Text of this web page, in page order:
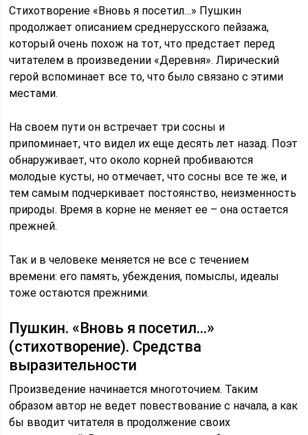
Стихотворение «Вновь я посетил…» Пушкин
продолжает описанием среднерусского пейзажа,
который очень похож на тот, что предстает перед
читателем в произведении «Деревня». Лирический
герой вспоминает все то, что было связано с этими
местами.
На своем пути он встречает три сосны и
припоминает, что видел их еще десять лет назад. Поэт
обнаруживает, что около корней пробиваются
молодые кусты, но отмечает, что сосны все те же, и
тем самым подчеркивает постоянство, неизменность
природы. Время в корне не меняет ее – она остается
прежней.
Так и в человеке меняется не все с течением
времени: его память, убеждения, помыслы, идеалы
тоже остаются прежними.
Пушкин. «Вновь я посетил…»
(стихотворение). Средства
выразительности
Произведение начинается многоточием. Таким
образом автор не ведет повествование с начала, а как
бы вводит читателя в продолжение своих